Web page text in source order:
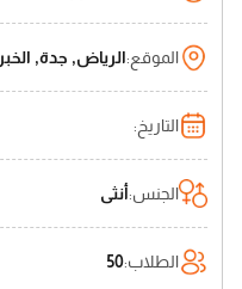
الموقع:الرياض, جدة, الخبر
التاريخ:
الجنس:أنثى
الطلاب:
50